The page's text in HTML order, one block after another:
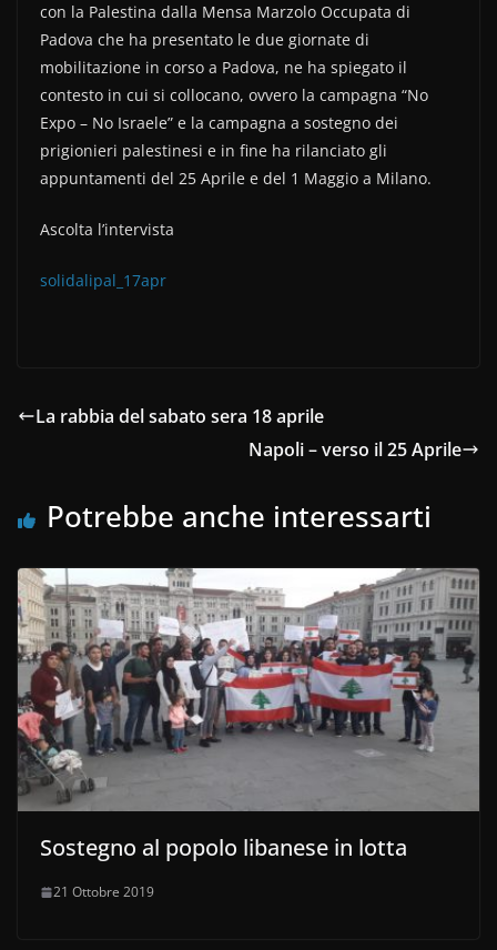
con la Palestina dalla Mensa Marzolo Occupata di
Padova che ha presentato le due giornate di
mobilitazione in corso a Padova, ne ha spiegato il
contesto in cui si collocano, ovvero la campagna “No
Expo – No Israele” e la campagna a sostegno dei
prigionieri palestinesi e in fine ha rilanciato gli
appuntamenti del 25 Aprile e del 1 Maggio a Milano.
Ascolta l’intervista
solidalipal_17apr
La rabbia del sabato sera 18 aprile
Napoli – verso il 25 Aprile
Potrebbe anche interessarti
Sostegno al popolo libanese in lotta
21 Ottobre 2019